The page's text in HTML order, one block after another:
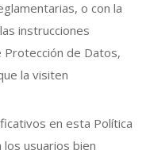
o con la
instrucciones
Protección de Datos,
la visiten
en esta Política
usuarios bien